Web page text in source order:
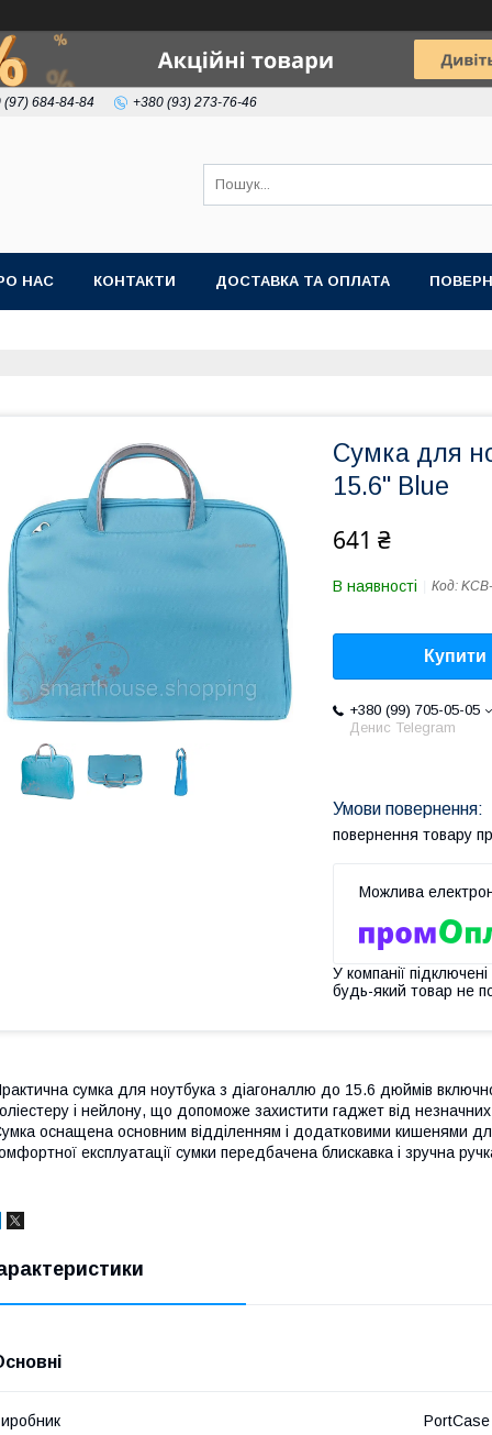
(97) 684-84-84 +380 (93) 273-76-46
НАС КОНТАКТИ ДОСТАВКА ТА ОПЛАТА
Сумка для
15.6" Blue
641 ₴
В наявності Код:
Купити
+380 (99) 705-05-05
Денис Telegram
повернення товару
У компанії
будь-який товар не
сумка для ноутбука з діагоналлю до 15.6 дюймів
і нейлону, що допоможе захистити гаджет від
оснащена основним відділенням і додатковими кишенями
експлуатації сумки передбачена блискавка і зручна
PortCase